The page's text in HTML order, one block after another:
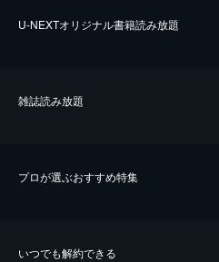
U-NEXTオリジナル書籍読み放題
雑誌読み放題
プロが選ぶおすすめ特集
いつでも解約できる